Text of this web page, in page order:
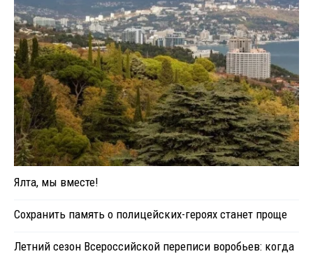
Ялта, мы вместе!
Сохранить память о полицейских-героях станет проще
Летний сезон Всероссийской переписи воробьев: когда